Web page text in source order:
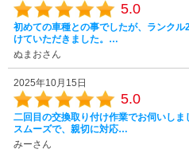
5.0
初めての車種との事でしたが、ランク
けていただきました。…
ぬまおさん
2025年10月15日
5.0
二回目の交換取り付け作業でお伺いし
スムーズで、親切に対応…
みーさん